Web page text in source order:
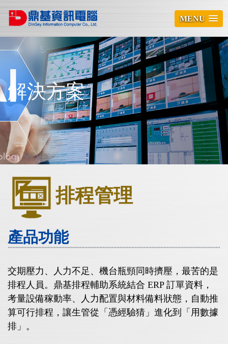
MENU
解決方案
排程管理
產品功能
交期壓力、人力不足、機台瓶頸同時擠壓，最苦的是
排程人員。鼎基排程輔助系統結合 ERP 訂單資料，
考量設備稼動率、人力配置與材料備料狀態，自動推
算可行排程，讓生管從「憑經驗猜」進化到「用數據
排」。